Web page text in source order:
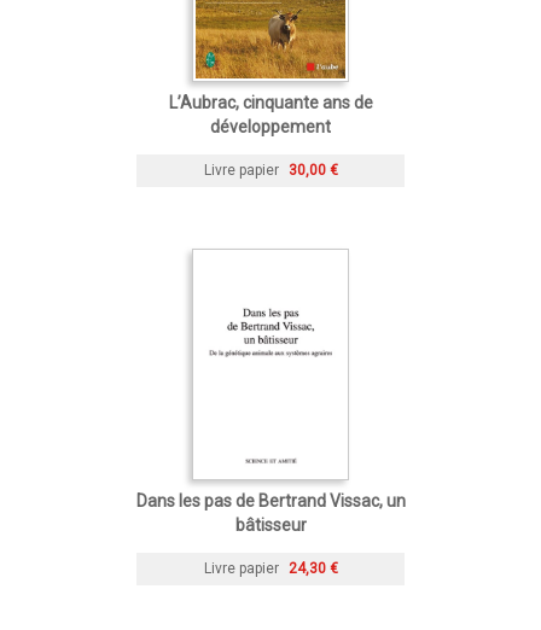
L’Aubrac, cinquante ans de
développement
Livre papier 30,00 €
Dans les pas de Bertrand Vissac, un
bâtisseur
Livre papier 24,30 €